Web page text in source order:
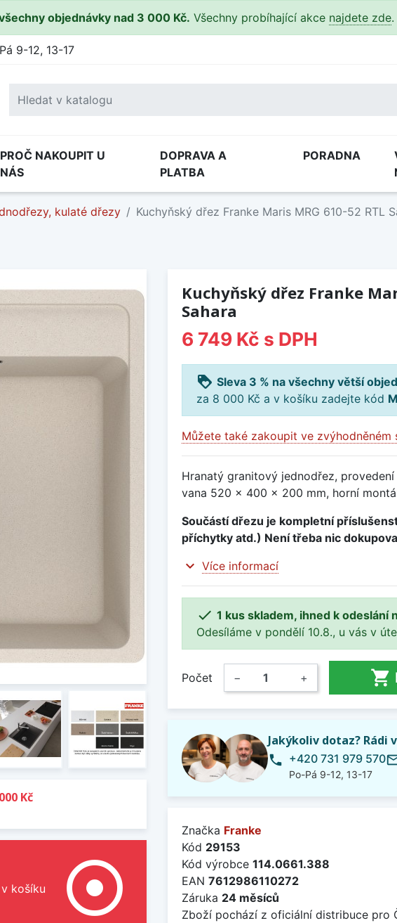
objednávky nad 3 000 Kč. Všechny probíhající akce najdete zde.
9-12, 13-17
PROČ NAKOUPIT U
NÁS
DOPRAVA A
PLATBA
PORADNA
kulaté dřezy Kuchyňský dřez Franke Maris MRG 610-52 RTL
Kč
košíku
adjust
Kuchyňský dřez Franke
Sahara
6 749 Kč s DPH
loyalty Sleva 3 % na všechny větší
za 8 000 Kč a v košíku zadejte kód
Můžete také zakoupit ve
Hranatý granitový jednodřez,
vana 520 x 400 x 200 mm, horní
Součástí dřezu je kompletní
příchytky atd.) Není třeba nic
expand_more Více informací
 1 kus skladem, ihned k odeslání
Odesíláme v pondělí 10.8., u vás v
Počet − + 
Jakýkoliv dotaz? Rádi
phone +420 731 979 570
Po-Pá 9-12, 13-17
Značka Franke
Kód 29153
Kód výrobce 114.0661.388
EAN 7612986110272
Záruka 24 měsíců
Zboží pochází z oficiální distribuce pro